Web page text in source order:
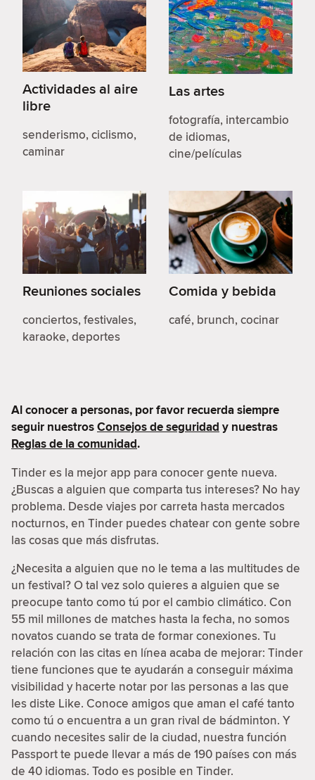
Actividades al aire
libre
senderismo, ciclismo,
caminar
Las artes
fotografía, intercambio
de idiomas,
cine/películas
Reuniones sociales
conciertos, festivales,
karaoke, deportes
Comida y bebida
café, brunch, cocinar
Al conocer a personas, por favor recuerda siempre
seguir nuestrosConsejos de seguridad y nuestras
Reglas de la comunidad.
Tinder es la mejor app para conocer gente nueva.
¿Buscas a alguien que comparta tus intereses? No hay
problema. Desde viajes por carreta hasta mercados
nocturnos, en Tinder puedes chatear con gente sobre
las cosas que más disfrutas.
¿Necesita a alguien que no le tema a las multitudes de
un festival? O tal vez solo quieres a alguien que se
preocupe tanto como tú por el cambio climático. Con
55 mil millones de matches hasta la fecha, no somos
novatos cuando se trata de formar conexiones. Tu
relación con las citas en línea acaba de mejorar: Tinder
tiene funciones que te ayudarán a conseguir máxima
visibilidad y hacerte notar por las personas a las que
les diste Like. Conoce amigos que aman el café tanto
como tú o encuentra a un gran rival de bádminton. Y
cuando necesites salir de la ciudad, nuestra función
Passport te puede llevar a más de 190 países con más
de 40 idiomas. Todo es posible en Tinder.